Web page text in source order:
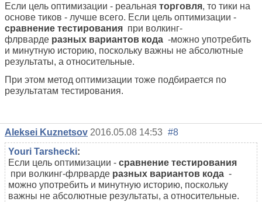
Если цель оптимизации - реальная торговля, то тики на
основе тиков - лучше всего. Если цель оптимизации -
сравнение тестирования при волкинг-
флрварде разных вариантов кода -можно употребить
и минутную историю, поскольку важны не абсолютные
результаты, а относительные.
При этом метод оптимизации тоже подбирается по
результатам тестирования.
Aleksei Kuznetsov 2016.05.08 14:53 #8
Youri Tarshecki:
Если цель оптимизации - сравнение тестирования
при волкинг-флрварде разных вариантов кода -
можно употребить и минутную историю, поскольку
важны не абсолютные результаты, а относительные.